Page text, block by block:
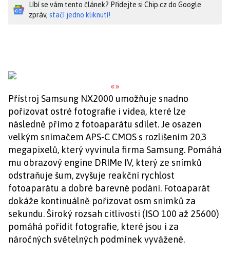
Líbí se vám tento článek? Přidejte si Chip.cz do Google
zpráv, stačí jedno kliknutí!
«»
Přístroj Samsung NX2000 umožňuje snadno
pořizovat ostré fotografie i videa, které lze
následně přímo z fotoaparátu sdílet. Je osazen
velkým snímačem APS-C CMOS s rozlišením 20,3
megapixelů, který vyvinula firma Samsung. Pomáhá
mu obrazový engine DRIMe IV, který ze snímků
odstraňuje šum, zvyšuje reakční rychlost
fotoaparátu a dobré barevné podání. Fotoaparát
dokáže kontinuálně pořizovat osm snímků za
sekundu. Široký rozsah citlivosti (ISO 100 až 25600)
pomáhá pořídit fotografie, které jsou i za
náročných světelných podmínek vyvážené.